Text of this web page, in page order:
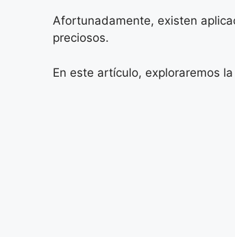
Afortunadamente, existen
preciosos.
En este artículo, exploraremos